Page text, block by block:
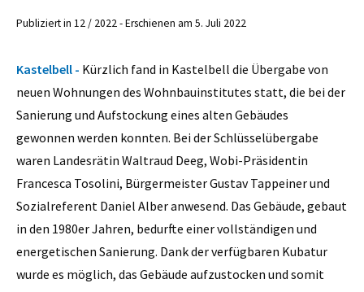
Publiziert in 12 / 2022 - Erschienen am 5. Juli 2022
Kastelbell - Kürzlich fand in Kastelbell die Übergabe von
neuen Wohnungen des Wohnbauinstitutes statt, die bei der
Sanierung und Aufstockung eines alten Gebäudes
gewonnen werden konnten. Bei der Schlüsselübergabe
waren Landesrätin Waltraud Deeg, Wobi-Präsidentin
Francesca Tosolini, Bürgermeister Gustav Tappeiner und
Sozialreferent Daniel Alber anwesend. Das Gebäude, gebaut
in den 1980er Jahren, bedurfte einer vollständigen und
energetischen Sanierung. Dank der verfügbaren Kubatur
wurde es möglich, das Gebäude aufzustocken und somit